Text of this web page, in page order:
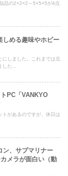
品の2×2×2～5×5×5が4点
しめる趣味やホビー
にしました。これまでは北
た...
PC「VANKYO
トがあるのですが、休日は
ン、サブマリナー
メラが面白い（動